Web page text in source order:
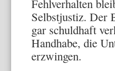
Fehlverhalten
Selbstjustiz. Der
gar schuldhaft
Handhabe, die
erzwingen.